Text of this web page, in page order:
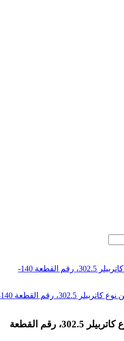
ترس حفارة صغيرة من نوع كاتربيلر 302.5، رقم القطعة